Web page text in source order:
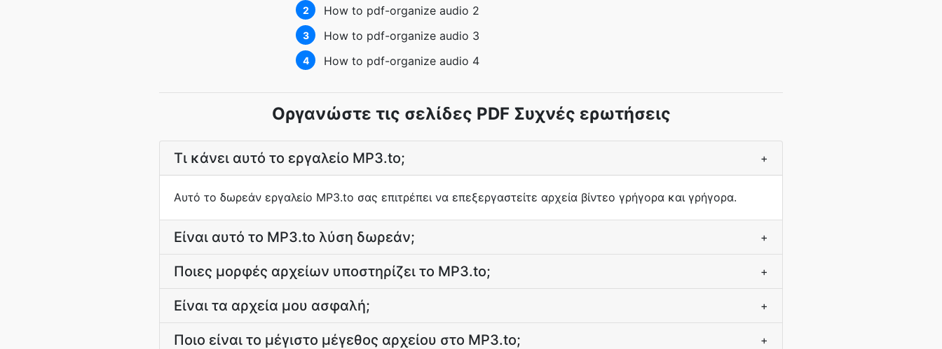
2 How to pdf-organize audio 2
3 How to pdf-organize audio 3
4 How to pdf-organize audio 4
Οργανώστε τις σελίδες PDF Συχνές ερωτήσεις
Τι κάνει αυτό το εργαλείο MP3.to; +
Αυτό το δωρεάν εργαλείο MP3.to σας επιτρέπει να επεξεργαστείτε αρχεία βίντεο γρήγορα και γρήγορα.
Είναι αυτό το MP3.to λύση δωρεάν; +
Ποιες μορφές αρχείων υποστηρίζει το MP3.to; +
Είναι τα αρχεία μου ασφαλή; +
Ποιο είναι το μέγιστο μέγεθος αρχείου στο MP3.to; +